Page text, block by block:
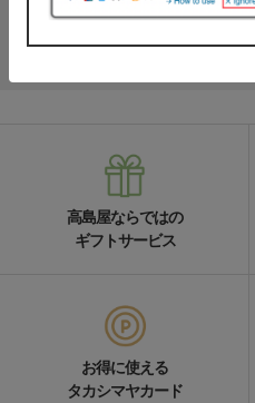
高島屋ならではの
ギフトサービス
お得に使える
タカシマヤカード